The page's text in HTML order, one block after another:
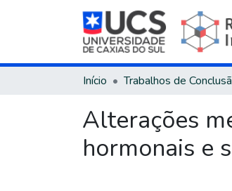
Início
Alterações
hormonais e